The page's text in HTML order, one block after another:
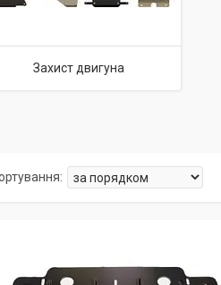
Захист двигуна